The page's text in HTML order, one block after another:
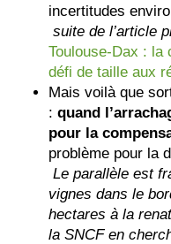
incertitudes
suite de l’article
Toulouse-Dax : la
défi de taille aux
Mais voilà que
: quand
pour la
problème pour la
Le parallèle est
vignes dans le
hectares à la
la SNCF en